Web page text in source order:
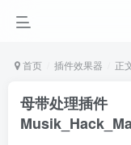
首页 插件效果器 正
母带处理插件